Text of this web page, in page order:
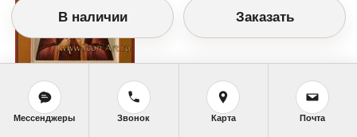
Православный календарь
<<Четверг, 10 Марта (25 Февраля по
В наличии Заказать
Мессенджеры Звонок Карта Почта